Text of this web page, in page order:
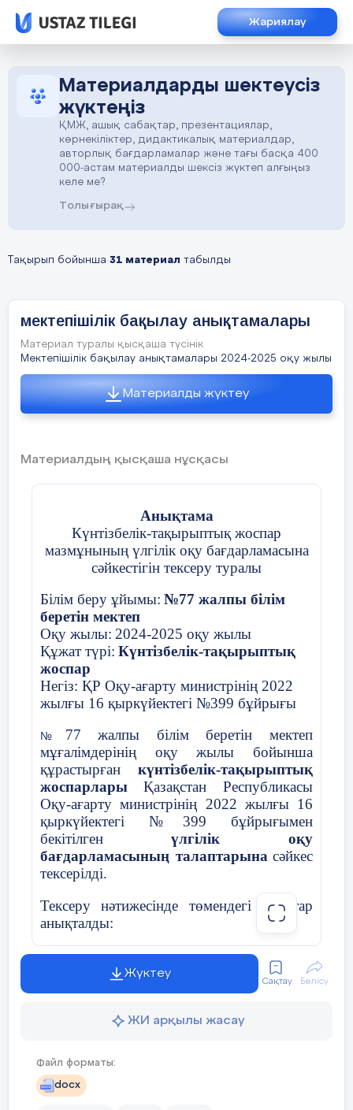
Жариялау
Материалдарды шектеусіз
жүктеңіз
ҚМЖ, ашық сабақтар, презентациялар,
көрнекіліктер, дидактикалық материалдар,
авторлық бағдарламалар және тағы басқа 400
000-астам материалды шексіз жүктеп алғыңыз
келе ме?
Толығырақ
Тақырып бойынша 31 материал табылды
мектепішілік бақылау анықтамалары
Материал туралы қысқаша түсінік
Мектепішілік бақылау анықтамалары 2024-2025 оқу жылы
Материалды жүктеу
Материалдың қысқаша нұсқасы
Анықтама
Күнтізбелік-тақырыптық жоспар
мазмұнының үлгілік оқу бағдарламасына
сәйкестігін тексеру туралы
Білім беру ұйымы: №77 жалпы білім
беретін мектеп
Оқу жылы: 2024-2025 оқу жылы
Құжат түрі: Күнтізбелік-тақырыптық
жоспар
Негіз: ҚР Оқу-ағарту министрінің 2022
жылғы 16 қыркүйектегі №399 бұйрығы
№ 77 жалпы білім беретін мектеп
мұғалімдерінің оқу жылы бойынша
құрастырған
күнтізбелік-тақырыптық
жоспарлары
Қазақстан Республикасы
Оқу-ағарту министрінің 2022 жылғы 16
қыркүйектегі №399 бұйрығымен
бекітілген
үлгілік оқу
бағдарламасының талаптарына сәйкес
тексерілді.
Тексеру нәтижесінде төмендегі жайттар
анықталды:
✅Жоспар мазмұны үлгілік оқу
бағдарламасында көрсетілген бөлімдер
мен оқу мақсаттарына сай құрастырылған;
мазмұны оқу жүктемесі мен оқу
✅ Күтілетін нәтижелер, пәнаралық
байланыс, критериалды бағалау және
дағдылар жүйесі ескерілген.
Жүктеу
Сақтау Бөлісу
ЖИ арқылы жасау
Файл форматы:
docx